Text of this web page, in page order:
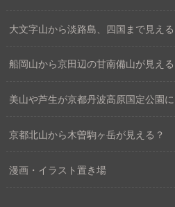
大文字山から淡路島、四国まで見える
船岡山から京田辺の甘南備山が見える
美山や芦生が京都丹波高原国定公園に
京都北山から木曽駒ヶ岳が見える？
漫画・イラスト置き場